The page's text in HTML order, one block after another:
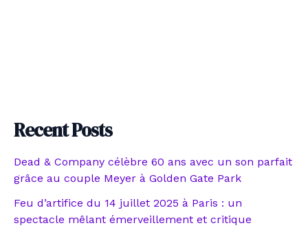
Recent Posts
Dead & Company célèbre 60 ans avec un son parfait
grâce au couple Meyer à Golden Gate Park
Feu d’artifice du 14 juillet 2025 à Paris : un
spectacle mêlant émerveillement et critique